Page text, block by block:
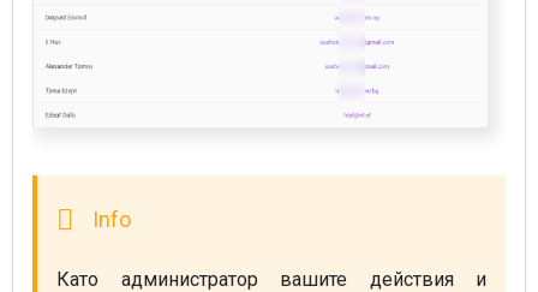
Като администратор вашите действия и